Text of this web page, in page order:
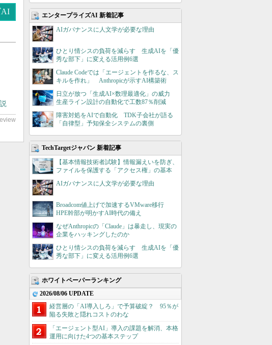
AI
エンタープライズAI 新着記事
AIガバナンスに人文学が必要な理由
ひとり情シスの負荷を減らす 生成AIを「優
秀な部下」に変える活用例6選
Claude Codeでは「エージェントを作るな、ス
キルを作れ」 Anthropicが示すAI構築術
日立が放つ「生成AI×数理最適化」の威力
生産ライン設計の自動化で工数87％削減
障害対処をAIで自動化 TDK子会社が語る
「自律型」予知保全システムの裏側
TechTargetジャパン 新着記事
【基本情報技術者試験】情報漏えいを防ぎ、
ファイルを保護する「アクセス権」の基本
AIガバナンスに人文学が必要な理由
Broadcom値上げで加速するVMware移行
HPE幹部が明かすAI時代の備え
なぜAnthropicの「Claude」は暴走し、現実の
企業をハッキングしたのか
ひとり情シスの負荷を減らす 生成AIを「優
秀な部下」に変える活用例6選
ホワイトペーパーランキング
2026/08/06 UPDATE
経営層の「AI導入しろ」で予算破綻？ 95％が
陥る失敗と隠れコストのわな
「エージェント型AI」導入の課題を解消、本格
運用に向けた4つの基本ステップ